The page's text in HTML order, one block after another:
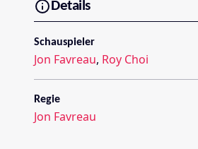
Details
Schauspieler
Jon Favreau, Roy Choi
Regie
Jon Favreau